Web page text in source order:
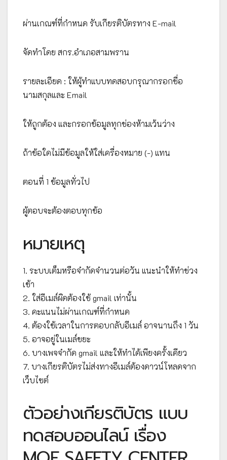
ผ่านเกณฑ์ที่กำหนด รับเกียรติบัตรทาง E-mail
จัดทำโดย สกร.อำเภอสามพราน
รายละเอียด : ให้ผู้ทำแบบทดสอบกรุณากรอกชื่อ
นามสกุลและ Email
ให้ถูกต้อง และกรอกข้อมูลทุกช่องห้ามเว้นว่าง
ถ้าข้อใดไม่มีข้อมูลให้ใส่เครื่องหมาย (-) แทน
ตอนที่ 1 ข้อมูลทั่วไป
ผู้ตอบจะต้องตอบทุกข้อ
หมายเหตุ
1. ระบบเต็มหรือจำกัดจำนวนต่อวัน แนะนำให้ทำช่วง
เช้า
2. ใส่อีเมล์ผิดต้องใช้ gmail เท่านั้น
3. คะแนนไม่ผ่านเกณฑ์ที่กำหนด
4. ต้องใช้เวลาในการตอบกลับอีเมล์ อาจนานถึง 1 วัน
5. อาจอยู่ในเมล์ขยะ
6. บางเพจจำกัด gmail และให้ทำได้เพียงครั้งเดียว
7. บางเกียรติบัตรไม่ส่งทางอีเมล์ต้องดาวน์โหลดจาก
เว็บไซต์
ตัวอย่างเกียรติบัตร แบบ
ทดสอบออนไลน์ เรื่อง